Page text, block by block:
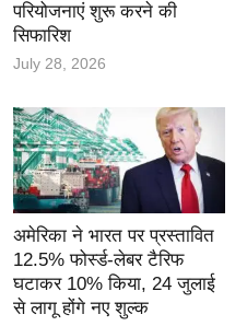
परियोजनाएं शुरू करने की
सिफारिश
July 28, 2026
अमेरिका ने भारत पर प्रस्तावित
12.5% फोर्स्ड-लेबर टैरिफ
घटाकर 10% किया, 24 जुलाई
से लागू होंगे नए शुल्क